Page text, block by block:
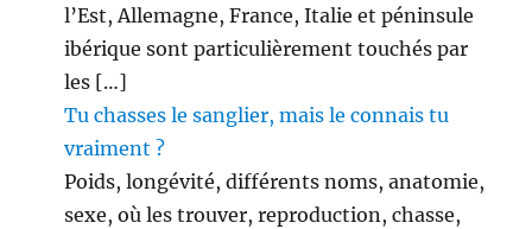
l’Est, Allemagne, France, Italie et péninsule
ibérique sont particulièrement touchés par
les […]
Tu chasses le sanglier, mais le connais tu
vraiment ?
Poids, longévité, différents noms, anatomie,
sexe, où les trouver, reproduction, chasse,